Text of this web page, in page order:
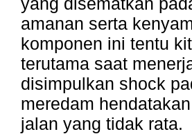
amanan serta
komponen ini tentu
terutama saat
disimpulkan shock
meredam
jalan yang tidak rata.